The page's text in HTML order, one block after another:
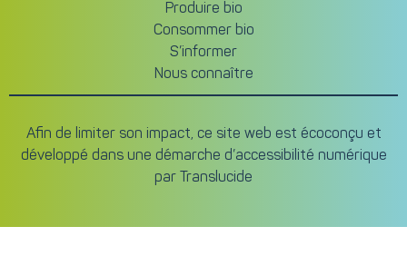
Produire bio
Consommer bio
S’informer
Nous connaître
Afin de limiter son impact, ce site web est écoconçu et
développé dans une démarche d’accessibilité numérique
par
Translucide